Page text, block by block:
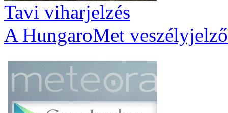
Tavi viharjelzés
A HungaroMet